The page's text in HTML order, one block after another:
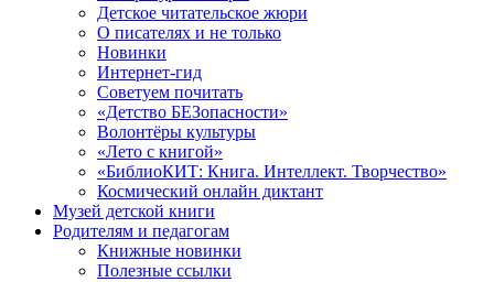
Детское читательское жюри
О писателях и не только
Новинки
Интернет-гид
Советуем почитать
«Детство БЕЗопасности»
Волонтёры культуры
«Лето с книгой»
«БиблиоКИТ: Книга. Интеллект. Творчество»
Космический онлайн диктант
Музей детской книги
Родителям и педагогам
Книжные новинки
Полезные ссылки